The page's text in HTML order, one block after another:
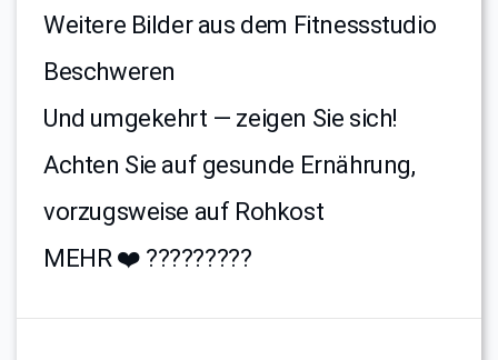
Weitere Bilder aus dem Fitnessstudio
Beschweren
Und umgekehrt — zeigen Sie sich!
Achten Sie auf gesunde Ernährung,
vorzugsweise auf Rohkost
MEHR ❤️ ?????????